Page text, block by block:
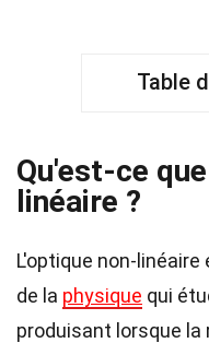
Table
Qu'est-ce
linéaire ?
L'optique non-
de la physique qui
produisant lorsque la